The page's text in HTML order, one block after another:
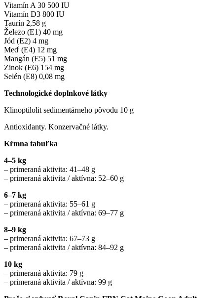
Vitamín A 30 500 IU
Vitamín D3 800 IU
Taurín 2,58 g
Železo (E1) 40 mg
Jód (E2) 4 mg
Meď (E4) 12 mg
Mangán (E5) 51 mg
Zinok (E6) 154 mg
Selén (E8) 0,08 mg
Technologické doplnkové látky
Klinoptilolit sedimentárneho pôvodu 10 g
Antioxidanty. Konzervačné látky.
Kŕmna tabuľka
4–5 kg
– primeraná aktivita: 41–48 g
– primeraná aktivita / aktívna: 52–60 g
6–7 kg
– primeraná aktivita: 55–61 g
– primeraná aktivita / aktívna: 69–77 g
8–9 kg
– primeraná aktivita: 67–73 g
– primeraná aktivita / aktívna: 84–92 g
10 kg
– primeraná aktivita: 79 g
– primeraná aktivita / aktívna: 99 g